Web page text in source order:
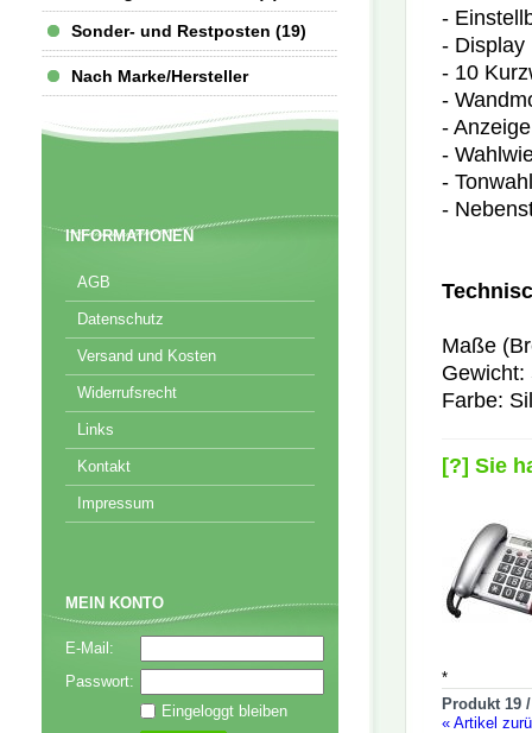
Sonder- und Restposten (19)
Nach Marke/Hersteller
INFORMATIONEN
AGB
Datenschutz
Versand und Kosten
Widerrufsrecht
Links
Kontakt
Impressum
MEIN KONTO
E-Mail:
Passwort:
Eingeloggt bleiben
-
- Display
- 10
-
-
-
- Tonwahl
-
Maße
Gewicht:
Farbe:
[?] Sie
*
Produkt 19
« Artikel